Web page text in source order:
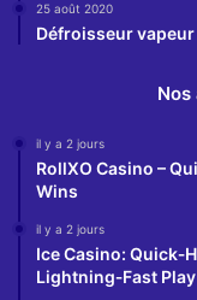
25 août 2020
Défroisseur
il y a 2 jours
RollXO Casino –
Wins
il y a 2 jours
Ice Casino:
Lightning‑Fast Play